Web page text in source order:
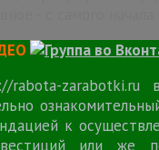
zarabotki.ru
к
или же